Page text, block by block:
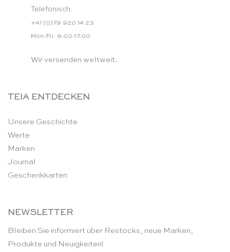
Telefonisch:
+41 (0)79 920 14 23
Mon-Fri: 9.00-17.00
Wir versenden weltweit.
TEIA ENTDECKEN
Unsere Geschichte
Werte
Marken
Journal
Geschenkkarten
NEWSLETTER
Bleiben Sie informiert über Restocks, neue Marken,
Produkte und Neuigkeiten!